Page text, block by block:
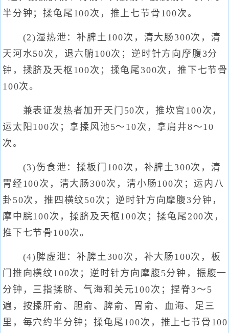
半分钟；揉龟尾100次，推上七节骨100次。
(2)湿热泄：补脾土100次，清大肠300次，清
天河水50次，退六腑100次；逆时针方向摩腹3分
钟，揉脐及天枢100次；揉龟尾300次，推下七节骨
100次。
兼表证发热者加开天门50次，推坎宫100次，
运太阳100次；拿揉风池5～10次，拿肩井8～10
次。
(3)伤食泄：揉板门100次，补脾土300次，清
胃经100次，清大肠300次，清小肠100次；运内八
卦50次，推四横纹50次；逆时针方向摩腹3分钟，
摩中脘100次，揉脐及天枢100次；揉龟尾200次，
推下七节骨100次。
(4)脾虚泄：补脾土300次，补大肠100次，板
门推向横纹100次；逆时针方向摩腹5分钟，振腹一
分钟，三指揉脐、气海和关元100次；捏脊3～5
遍，按揉肝俞、胆俞、脾俞、胃俞、血海、足三
里，每穴约半分钟；揉龟尾100次，推上七节骨100